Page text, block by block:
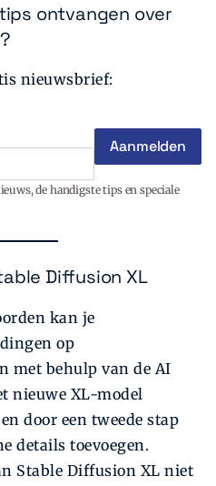
ontvangen over
nieuwsbrief:
de handigste tips en speciale
Diffusion XL
kan je
op
met behulp van de AI
nieuwe XL-model
door een tweede stap
details toevoegen.
Stable Diffusion XL niet